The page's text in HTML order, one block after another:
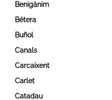
Benigànim
Bétera
Buñol
Canals
Carcaixent
Carlet
Catadau